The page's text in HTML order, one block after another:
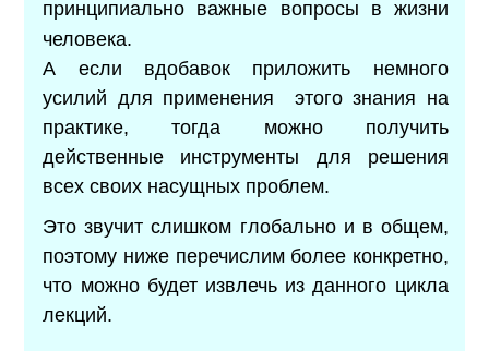
принципиально важные вопросы в жизни
человека.
А если вдобавок приложить немного
усилий для применения
этого знания на
практике, тогда можно получить
действенные инструменты для решения
всех своих насущных проблем.
Это звучит слишком глобально и в общем,
поэтому ниже перечислим более конкретно,
что можно будет извлечь из данного цикла
лекций.